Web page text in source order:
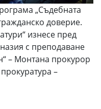
„Съдебната
доверие.
изнесе пред
с преподаване
– Монтана прокурор
–